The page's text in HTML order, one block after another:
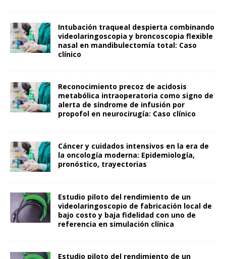
Intubación traqueal despierta combinando
videolaringoscopia y broncoscopia flexible
nasal en mandibulectomía total: Caso
clínico
Reconocimiento precoz de acidosis
metabólica intraoperatoria como signo de
alerta de síndrome de infusión por
propofol en neurocirugía: Caso clínico
Cáncer y cuidados intensivos en la era de
la oncología moderna: Epidemiología,
pronóstico, trayectorias
Estudio piloto del rendimiento de un
videolaringoscopio de fabricación local de
bajo costo y baja fidelidad con uno de
referencia en simulación clínica
Estudio piloto del rendimiento de un